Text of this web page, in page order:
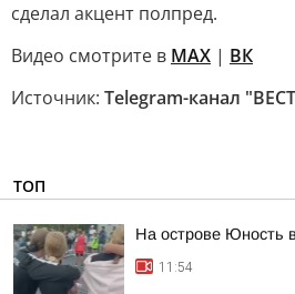
сделал акцент полпред.
Видео смотрите в MAX | ВК
Источник: Telegram-канал
ТОП
На острове Юность
11:54